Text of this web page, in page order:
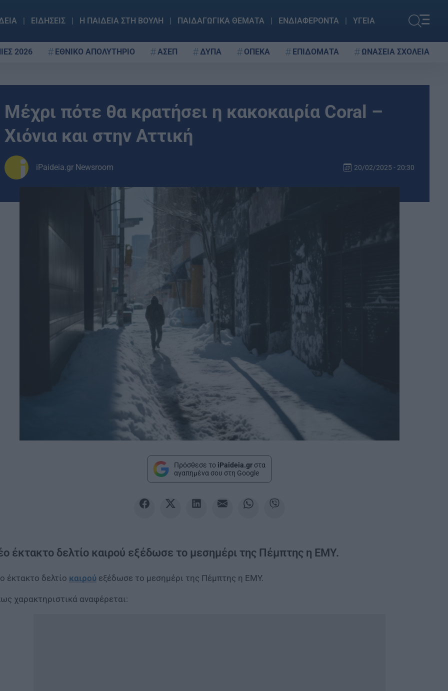
ΕΙΔΗΣΕΙΣ Η ΠΑΙΔΕΙΑ ΣΤΗ ΒΟΥΛΗ ΠΑΙΔΑΓΩΓΙΚΑ ΘΕΜΑΤΑ ΕΝΔΙΑΦΕΡΟΝΤΑ ΥΓΕΙΑ
2026 ΕΘΝΙΚΟ ΑΠΟΛΥΤΗΡΙΟ ΑΣΕΠ ΔΥΠΑ ΟΠΕΚΑ ΕΠΙΔΟΜΑΤΑ ΩΝΑΣΕΙΑ ΣΧΟΛΕΙΑ
Μέχρι πότε θα κρατήσει η κακοκαιρία Coral –
Χιόνια και στην Αττική
iPaideia.gr Newsroom 20/02/2025 - 20:30
Πρόσθεσε το iPaideia.gr στα
αγαπημένα σου στη Google
έκτακτο δελτίο καιρού εξέδωσε το μεσημέρι της Πέμπτης η ΕΜΥ.
έκτακτο δελτίο καιρού εξέδωσε το μεσημέρι της Πέμπτης η ΕΜΥ.
χαρακτηριστικά αναφέρεται: